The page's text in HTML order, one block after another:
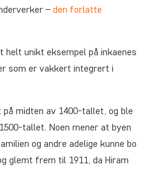
– den forlatte
helt unikt eksempel på inkaenes
som er vakkert integrert i
på midten av 1400-tallet, og ble
tallet. Noen mener at byen
og andre adelige kunne bo
glemt frem til 1911, da Hiram